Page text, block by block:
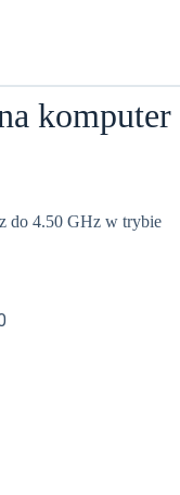
komputer
do 4.50 GHz w trybie